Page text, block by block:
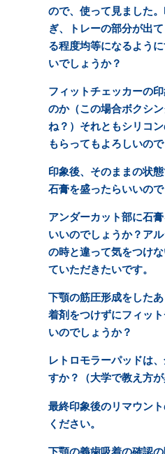
ので、使って見ました
ぎ、トレーの部分が出
る程度均等になるよう
いでしょうか？
フィットチェッカーの
のか（この場合ボクシ
ね？）それともシリコ
もらってもよろしいの
印象後、そのままの状
石膏を盛ったらいいの
アンダーカット部に石
いいのでしょうか？ア
の時と違って気をつけ
ていただきたいです。
下顎の筋圧形成をした
着剤をつけずにフィッ
いのでしょうか？
レトロモラーパッドは
すか？（大学で教え方が
最終印象後のリマウン
ください。
下顎の義歯吸着の確認